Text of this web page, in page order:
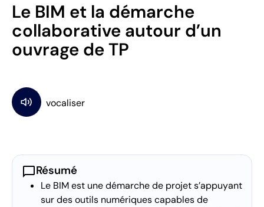
Le BIM et la démarche
collaborative autour d’un
ouvrage de TP
chat_bubbleRésumé
Le BIM est une démarche de projet s’appuyant
sur des outils numériques capables de